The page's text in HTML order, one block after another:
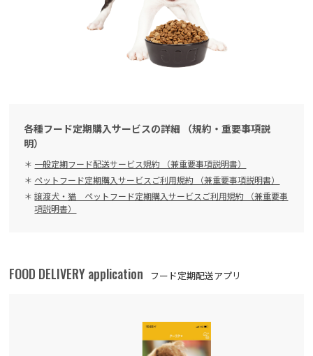
各種フード定期購入サービスの詳細 （規約・重要事項説
明）
一般定期フード配送サービス規約 （兼重要事項説明書）
ペットフード定期購入サービスご利用規約 （兼重要事項説明書）
譲渡犬・猫 ペットフード定期購入サービスご利用規約 （兼重要事
項説明書）
FOOD DELIVERY application フード定期配送アプリ